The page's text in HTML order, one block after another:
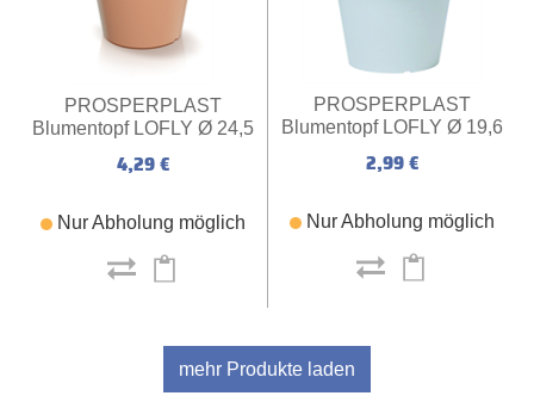
PROSPERPLAST
Blumentopf LOFLY Ø 24,5
4,29 €
Nur Abholung möglich
PROSPERPLAST
Blumentopf LOFLY Ø 19,6
2,99 €
Nur Abholung möglich
mehr Produkte laden